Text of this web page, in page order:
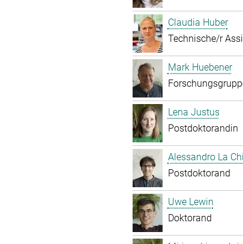
Claudia Huber
Technische/r
Mark Huebener
Lena Justus
Postdoktorandin
Alessandro La
Postdoktorand
Uwe Lewin
Doktorand